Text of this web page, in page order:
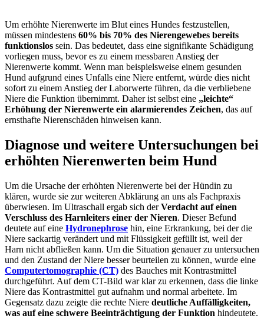
Um erhöhte Nierenwerte im Blut eines Hundes festzustellen,
müssen mindestens 60% bis 70% des Nierengewebes bereits
funktionslos sein. Das bedeutet, dass eine signifikante Schädigung
vorliegen muss, bevor es zu einem messbaren Anstieg der
Nierenwerte kommt. Wenn man beispielsweise einem gesunden
Hund aufgrund eines Unfalls eine Niere entfernt, würde dies nicht
sofort zu einem Anstieg der Laborwerte führen, da die verbliebene
Niere die Funktion übernimmt. Daher ist selbst eine „leichte“
Erhöhung der Nierenwerte ein alarmierendes Zeichen, das auf
ernsthafte Nierenschäden hinweisen kann.
Diagnose und weitere Untersuchungen bei
erhöhten Nierenwerten beim Hund
Um die Ursache der erhöhten Nierenwerte bei der Hündin zu
klären, wurde sie zur weiteren Abklärung an uns als Fachpraxis
überwiesen. Im Ultraschall ergab sich derVerdacht auf einen
Verschluss des Harnleiters einer der Nieren. Dieser Befund
deutete auf eine Hydronephrose hin, eine Erkrankung, bei der die
Niere sackartig verändert und mit Flüssigkeit gefüllt ist, weil der
Harn nicht abfließen kann. Um die Situation genauer zu untersuchen
und den Zustand der Niere besser beurteilen zu können, wurde eine
Computertomographie (CT) des Bauches mit Kontrastmittel
durchgeführt. Auf dem CT-Bild war klar zu erkennen, dass die linke
Niere das Kontrastmittel gut aufnahm und normal arbeitete. Im
Gegensatz dazu zeigte die rechte Niere deutliche Auffälligkeiten,
was auf eine schwere Beeinträchtigung der Funktion hindeutete.